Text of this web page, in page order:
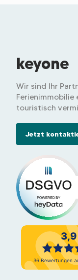
keyone
Wir sind Ihr
touristisch
Jetzt